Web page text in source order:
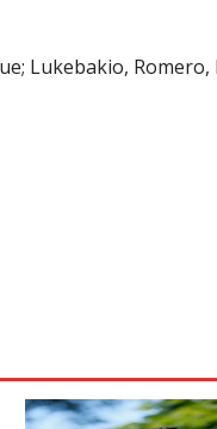
Lukebakio, Romero,